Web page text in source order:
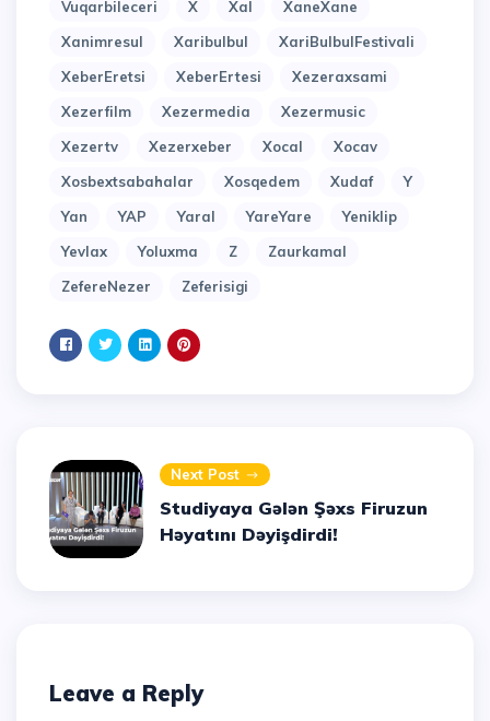
Vuqarbileceri
X Xal
XaneXane
Xanimresul
Xaribulbul
XariBulbulFestivali
XeberEretsi
XeberErtesi
Xezeraxsami
Xezerfilm
Xezermedia
Xezermusic
Xezertv
Xezerxeber Xocal
Xocav
Xosbextsabahalar
Xosqedem Xudaf
Y
Yan
YAP Yaral YareYare
Yeniklip
Yevlax
Yoluxma Z
Zaurkamal
ZefereNezer
Zeferisigi
Next Post
Studiyaya Gələn Şəxs Firuzun
Həyatını Dəyişdirdi!
Leave a Reply